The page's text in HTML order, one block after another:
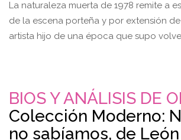
La naturaleza muerta de 1978 remite a
de la escena porteña y por extensión
artista hijo de una época que supo
BIOS Y ANÁLISIS DE
Colección Moderno:
no sabíamos, de